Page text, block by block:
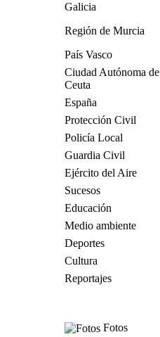
Galicia
Región de Murcia
País Vasco
Ciudad Autónoma de
Ceuta
España
Protección Civil
Policía Local
Guardia Civil
Ejército del Aire
Sucesos
Educación
Medio ambiente
Deportes
Cultura
Reportajes
Fotos